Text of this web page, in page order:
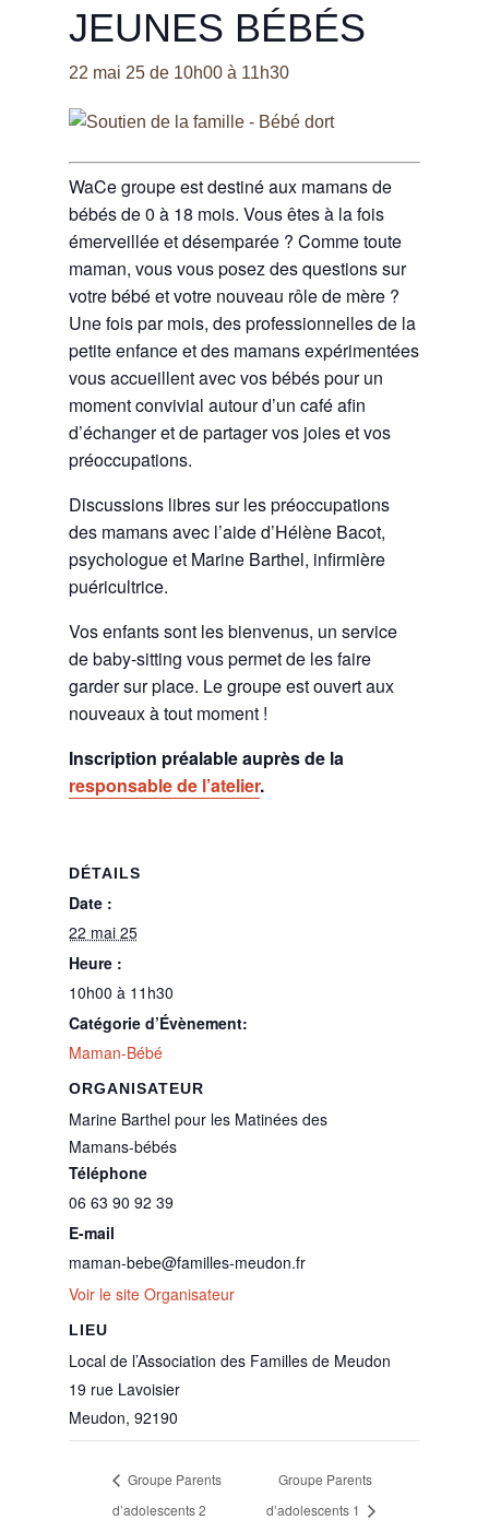
JEUNES BÉBÉS
22 mai 25 de 10h00à 11h30
WaCe groupe est destiné aux mamans de
bébés de 0 à 18 mois. Vous êtes à la fois
émerveillée et désemparée ? Comme toute
maman, vous vous posez des questions sur
votre bébé et votre nouveau rôle de mère ?
Une fois par mois, des professionnelles de la
petite enfance et des mamans expérimentées
vous accueillent avec vos bébés pour un
moment convivial autour d’un café afin
d’échanger et de partager vos joies et vos
préoccupations.
Discussions libres sur les préoccupations
des mamans avec l’aide d’Hélène Bacot,
psychologue et Marine Barthel, infirmière
puéricultrice.
Vos enfants sont les bienvenus, un service
de baby-sitting vous permet de les faire
garder sur place. Le groupe est ouvert aux
nouveaux à tout moment !
Inscription préalable auprès de la
responsable de l’atelier.
DÉTAILS
Date :
22 mai 25
Heure :
10h00 à 11h30
Catégorie d’Évènement:
Maman-Bébé
LIEU
Local de l’Association des Familles de Meudon
19 rue Lavoisier
Meudon, 92190
ORGANISATEUR
Marine Barthel pour les Matinées des
Mamans-bébés
Téléphone
06 63 90 92 39
E-mail
maman-bebe@familles-meudon.fr
Voir le site Organisateur
Groupe Parents
d’adolescents 2
Groupe Parents
d’adolescents 1